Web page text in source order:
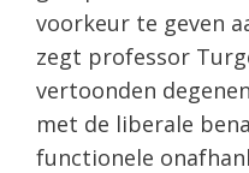
voorkeur te geven
zegt professor
vertoonden
met de liberale
functionele